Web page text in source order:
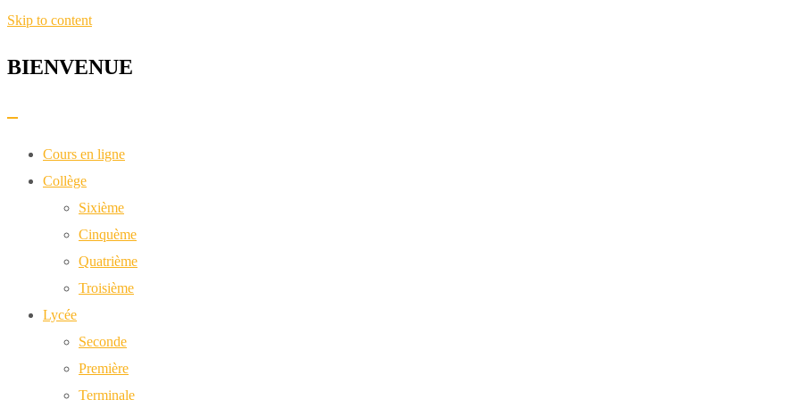
Skip to content
BIENVENUE​
Cours en ligne
Collège
Sixième
Cinquème
Quatrième
Troisième
Lycée
Seconde
Première
Terminale